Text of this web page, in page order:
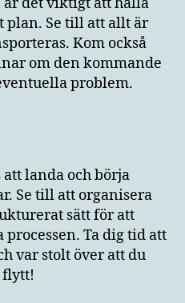
plan. Se till att allt är
Kom också
om den kommande
problem.
landa och börja
Se till att organisera
sätt för att
Ta dig tid att
var stolt över att du
flytt!